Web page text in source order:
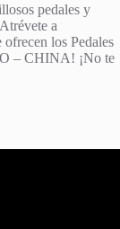
pedales y
a
los Pedales
– CHINA! ¡No te